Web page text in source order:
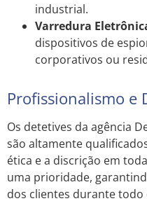
industrial.
Varredura
dispositivos de
corporativos ou
Profissionalismo e
Os detetives da agência
são altamente
ética e a discrição em
uma prioridade,
dos clientes durante todo